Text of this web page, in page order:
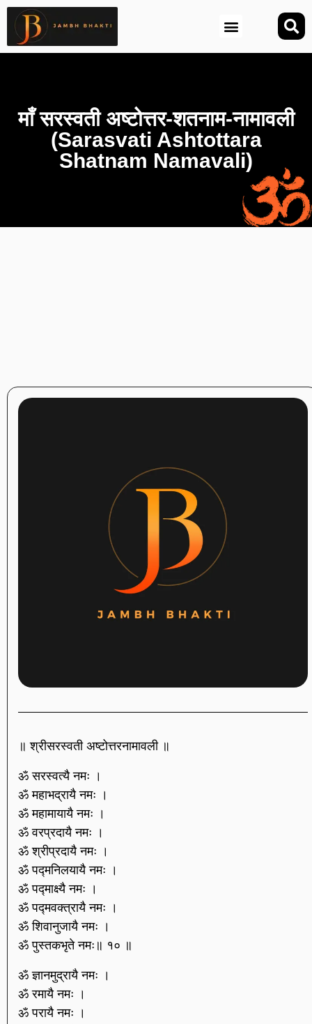
माँ सरस्वती अष्टोत्तर-शतनाम-नामावली
(Sarasvati Ashtottara
Shatnam Namavali)
॥ श्रीसरस्वती अष्टोत्तरनामावली ॥
ॐ सरस्वत्यै नमः ।
ॐ महाभद्रायै नमः ।
ॐ महामायायै नमः ।
ॐ वरप्रदायै नमः ।
ॐ श्रीप्रदायै नमः ।
ॐ पद्मनिलयायै नमः ।
ॐ पद्माक्ष्यै नमः ।
ॐ पद्मवक्त्रायै नमः ।
ॐ शिवानुजायै नमः ।
ॐ पुस्तकभृते नमः॥ १० ॥
ॐ ज्ञानमुद्रायै नमः ।
ॐ रमायै नमः ।
ॐ परायै नमः ।